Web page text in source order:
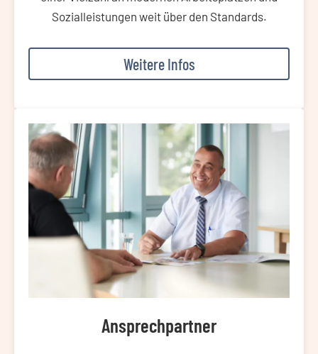
Sozialleistungen weit über den Standards.
Weitere Infos
Ansprechpartner